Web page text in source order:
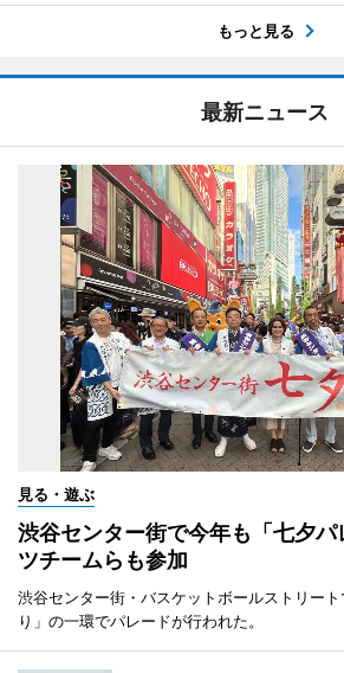
もっと見る
最新ニュース
見る・遊ぶ
渋谷センター街で今年も「七夕
ツチームらも参加
渋谷センター街・バスケットボールストリー
り」の一環でパレードが行われた。